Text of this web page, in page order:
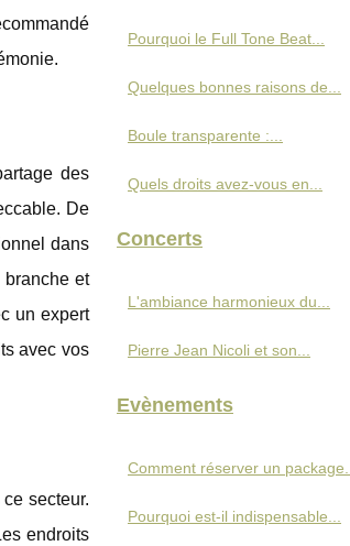
des
De
dans
branche et
un expert
avec vos
secteur.
endroits
Pourquoi le Full Tone Beat...
Quelques bonnes raisons de...
Boule transparente :...
Quels droits avez-vous en...
Concerts
L'ambiance harmonieux du...
Pierre Jean Nicoli et son...
Evènements
Comment réserver un package...
Pourquoi est-il indispensable...